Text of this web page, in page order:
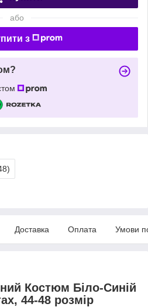
або
з
Доставка Оплата Умови
Костюм Біло-Синій
44-48 розмір